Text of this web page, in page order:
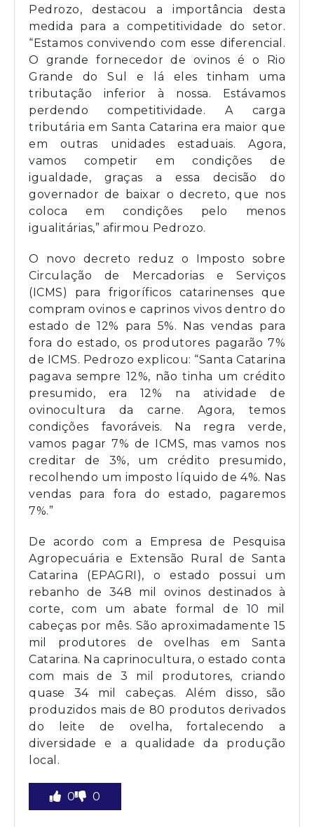
Pedrozo, destacou a importância desta
medida para a competitividade do setor.
“Estamos convivendo com esse diferencial.
O grande fornecedor de ovinos é o Rio
Grande do Sul e lá eles tinham uma
tributação inferior à nossa. Estávamos
perdendo competitividade. A carga
tributária em Santa Catarina era maior que
em outras unidades estaduais. Agora,
vamos competir em condições de
igualdade, graças a essa decisão do
governador de baixar o decreto, que nos
coloca em condições pelo menos
igualitárias,” afirmou Pedrozo.
O novo decreto reduz o Imposto sobre
Circulação de Mercadorias e Serviços
(ICMS) para frigoríficos catarinenses que
compram ovinos e caprinos vivos dentro do
estado de 12% para 5%. Nas vendas para
fora do estado, os produtores pagarão 7%
de ICMS. Pedrozo explicou: “Santa Catarina
pagava sempre 12%, não tinha um crédito
presumido, era 12% na atividade de
ovinocultura da carne. Agora, temos
condições favoráveis. Na regra verde,
vamos pagar 7% de ICMS, mas vamos nos
creditar de 3%, um crédito presumido,
recolhendo um imposto líquido de 4%. Nas
vendas para fora do estado, pagaremos
7%.”
De acordo com a Empresa de Pesquisa
Agropecuária e Extensão Rural de Santa
Catarina (EPAGRI), o estado possui um
rebanho de 348 mil ovinos destinados à
corte, com um abate formal de 10 mil
cabeças por mês. São aproximadamente 15
mil produtores de ovelhas em Santa
Catarina. Na caprinocultura, o estado conta
com mais de 3 mil produtores, criando
quase 34 mil cabeças. Além disso, são
produzidos mais de 80 produtos derivados
do leite de ovelha, fortalecendo a
diversidade e a qualidade da produção
local.
0 0